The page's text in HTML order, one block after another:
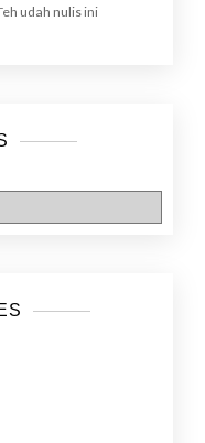
udah nulis ini